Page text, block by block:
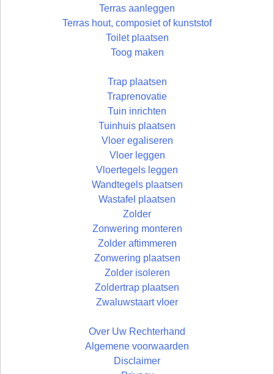
Terras aanleggen
Terras hout, composiet of kunststof
Toilet plaatsen
Toog maken
Trap plaatsen
Traprenovatie
Tuin inrichten
Tuinhuis plaatsen
Vloer egaliseren
Vloer leggen
Vloertegels leggen
Wandtegels plaatsen
Wastafel plaatsen
Zolder
Zonwering monteren
Zolder aftimmeren
Zonwering plaatsen
Zolder isoleren
Zoldertrap plaatsen
Zwaluwstaart vloer
Over Uw Rechterhand
Algemene voorwaarden
Disclaimer